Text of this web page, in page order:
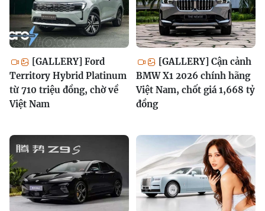
[GALLERY] Ford
Territory Hybrid Platinum
từ 710 triệu đồng, chờ về
Việt Nam
[GALLERY] Cận cảnh
BMW X1 2026 chính hãng
Việt Nam, chốt giá 1,668 tỷ
đồng